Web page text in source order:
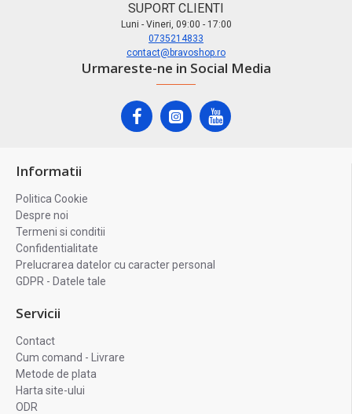
SUPORT CLIENTI
Luni - Vineri, 09:00 - 17:00
0735214833
contact@bravoshop.ro
Urmareste-ne in Social Media
Informatii
Politica Cookie
Despre noi
Termeni si conditii
Confidentialitate
Prelucrarea datelor cu caracter personal
GDPR - Datele tale
Servicii
Contact
Cum comand - Livrare
Metode de plata
Harta site-ului
ODR